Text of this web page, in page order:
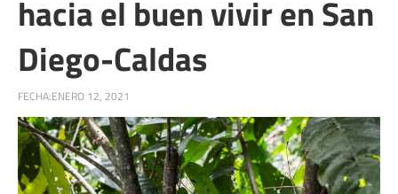
hacia el buen vivir en San
Diego-Caldas
FECHA:ENERO 12, 2021